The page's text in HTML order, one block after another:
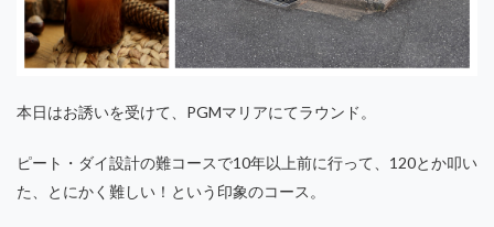
オペレーション
オフィスチェア
ZARA
アロニミンク
ZOPA Z世代
あやめコース
ふるさと納税 ゴルフ
まとめ
みずえGOLFガーデン
アカウンティング
アコーディア
アニメ
アルゴリズム
アンゾフ
エーススポーツプラザ市川
本日はお誘いを受けて、PGMマリアにてラウンド。
ピート・ダイ設計の難コースで10年以上前に行って、120とか叩い
た、とにかく難しい！という印象のコース。